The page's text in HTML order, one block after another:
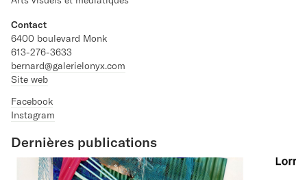
Contact
6400 boulevard Monk
613-276-3633
bernard@galerielonyx.com
Site web
Facebook
Instagram
Dernières publications